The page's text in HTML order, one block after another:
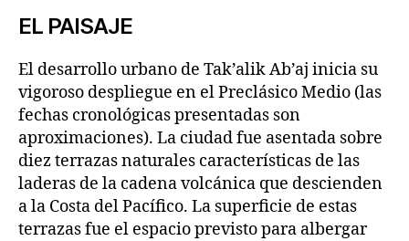
EL PAISAJE
El desarrollo urbano de Tak’alik Ab’aj inicia su
vigoroso despliegue en el Preclásico Medio (las
fechas cronológicas presentadas son
aproximaciones). La ciudad fue asentada sobre
diez terrazas naturales características de las
laderas de la cadena volcánica que descienden
a la Costa del Pacífico. La superficie de estas
terrazas fue el espacio previsto para albergar